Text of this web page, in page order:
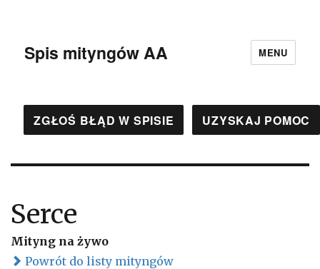
Spis mityngów AA MENU
ZGŁOŚ BŁĄD W SPISIE UZYSKAJ POMOC
Serce
Mityng na żywo
Powrót do listy mityngów